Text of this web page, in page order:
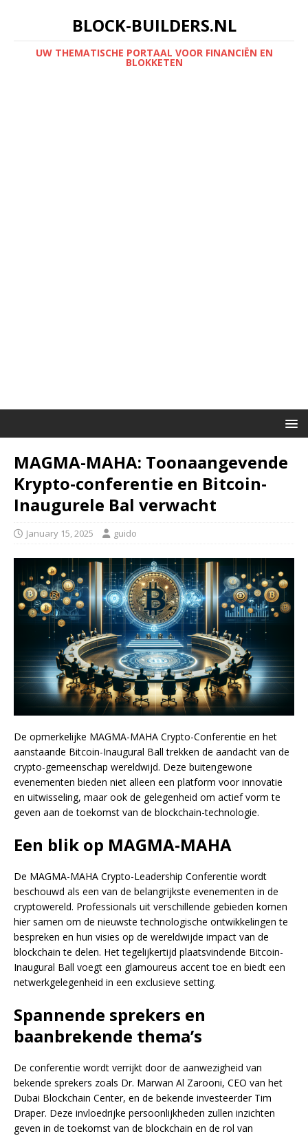
BLOCK-BUILDERS.NL
UW THEMATISCHE PORTAAL VOOR FINANCIËN EN
BLOKKETEN
MAGMA-MAHA: Toonaangevende
Krypto-conferentie en Bitcoin-
Inaugurele Bal verwacht
January 15, 2025 guido
De opmerkelijke MAGMA-MAHA Crypto-Conferentie en het
aanstaande Bitcoin-Inaugural Ball trekken de aandacht van de
crypto-gemeenschap wereldwijd. Deze buitengewone
evenementen bieden niet alleen een platform voor innovatie
en uitwisseling, maar ook de gelegenheid om actief vorm te
geven aan de toekomst van de blockchain-technologie.
Een blik op MAGMA-MAHA
De MAGMA-MAHA Crypto-Leadership Conferentie wordt
beschouwd als een van de belangrijkste evenementen in de
cryptowereld. Professionals uit verschillende gebieden komen
hier samen om de nieuwste technologische ontwikkelingen te
bespreken en hun visies op de wereldwijde impact van de
blockchain te delen. Het tegelijkertijd plaatsvindende Bitcoin-
Inaugural Ball voegt een glamoureus accent toe en biedt een
netwerkgelegenheid in een exclusieve setting.
Spannende sprekers en
baanbrekende thema’s
De conferentie wordt verrijkt door de aanwezigheid van
bekende sprekers zoals Dr. Marwan Al Zarooni, CEO van het
Dubai Blockchain Center, en de bekende investeerder Tim
Draper. Deze invloedrijke persoonlijkheden zullen inzichten
geven in de toekomst van de blockchain en de rol van